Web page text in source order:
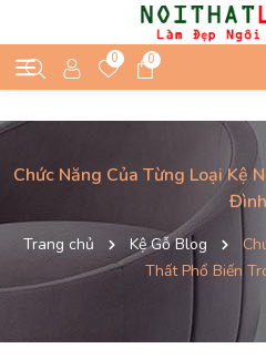
0 0
Chức Năng Của Từng Loại Kệ
Đình
Trang chủ Kệ Gỗ Blog
Thất Phổ Biến